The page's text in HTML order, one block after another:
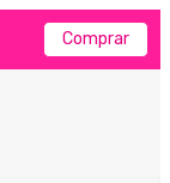
Comprar